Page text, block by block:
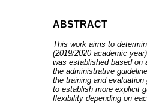
ABSTRACT
This work aims to
(2019/2020 academic
was established based
the administrative
the training and
to establish more explicit
flexibility depending on